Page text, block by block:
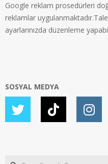
Google reklam prosedürleri
reklamlar
ayarlarınızda düzenleme
SOSYAL MEDYA
Search